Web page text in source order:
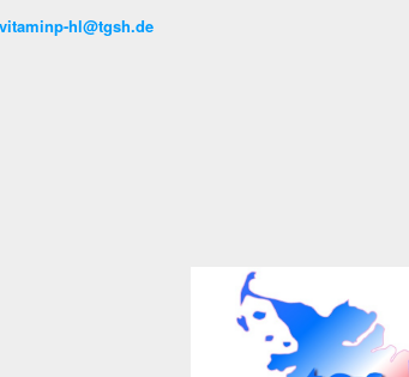
hl@tgsh.de